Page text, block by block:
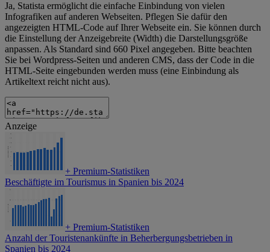
Ja, Statista ermöglicht die einfache Einbindung von vielen
Infografiken auf anderen Webseiten. Pflegen Sie dafür den
angezeigten HTML-Code auf Ihrer Webseite ein. Sie können durch
die Einstellung der Anzeigebreite (Width) die Darstellungsgröße
anpassen. Als Standard sind 660 Pixel angegeben. Bitte beachten
Sie bei Wordpress-Seiten und anderen CMS, dass der Code in die
HTML-Seite eingebunden werden muss (eine Einbindung als
Artikeltext reicht nicht aus).
Anzeige
+ Premium-Statistiken
Beschäftigte im Tourismus in Spanien bis 2024
+ Premium-Statistiken
Anzahl der Touristenankünfte in Beherbergungsbetrieben in
Spanien bis 2024